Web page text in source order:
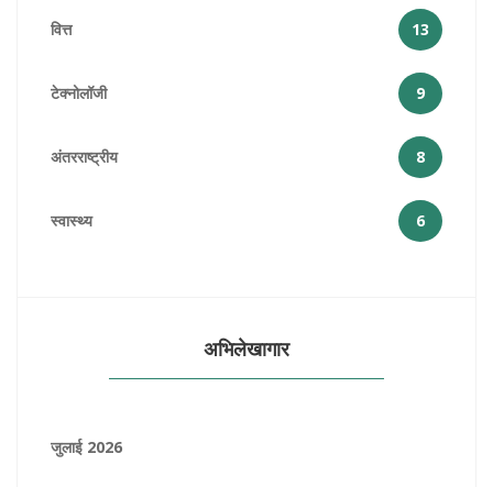
वित्त 13
टेक्नोलॉजी 9
अंतरराष्ट्रीय 8
स्वास्थ्य 6
अभिलेखागार
जुलाई 2026